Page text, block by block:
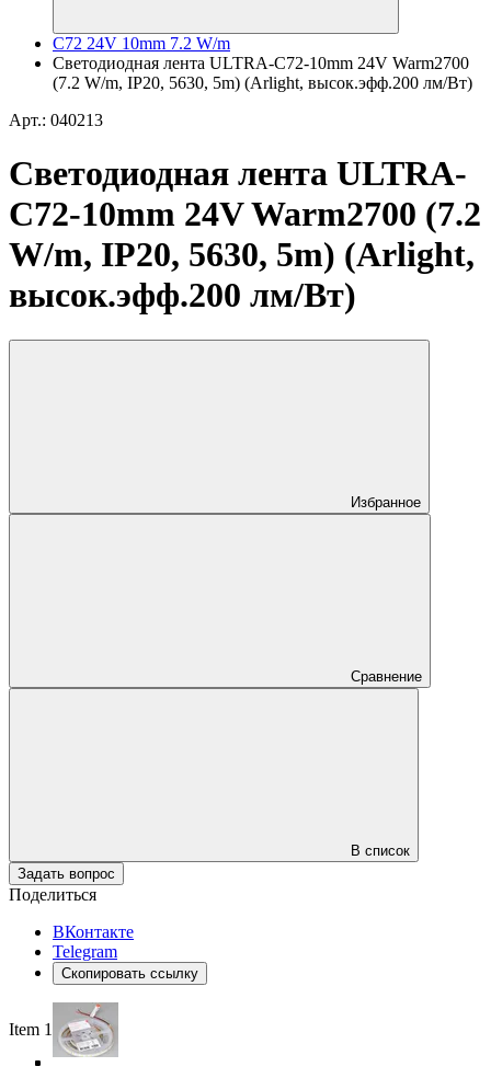
C72 24V 10mm 7.2 W/m
Светодиодная лента ULTRA-C72-10mm 24V Warm2700
(7.2 W/m, IP20, 5630, 5m) (Arlight, высок.эфф.200 лм/Вт)
Арт.: 040213
Светодиодная лента ULTRA-
C72-10mm 24V Warm2700 (7.2
W/m, IP20, 5630, 5m) (Arlight,
высок.эфф.200 лм/Вт)
Избранное
Сравнение
В список
Задать вопрос
Поделиться
ВКонтакте
Telegram
Скопировать ссылку
Item 1 of 5